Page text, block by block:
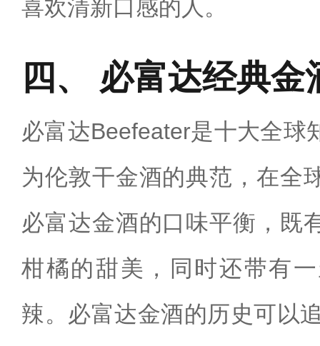
喜欢清新口感的人。‌
必富达经典金
必富达Beefeater是十大全球
为伦敦干金酒的典范，在全
必富达金酒的口味平衡，既
柑橘的甜美，同时还带有
辣。必富达金酒的历史可以